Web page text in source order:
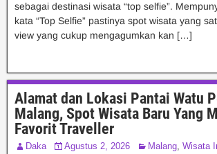
sebagai destinasi wisata “top selfie”.
kata “Top Selfie” pastinya spot wisata yang
view yang cukup mengagumkan kan […]
Alamat dan Lokasi Pantai Watu
Malang, Spot Wisata Baru Yang
Favorit Traveller
Daka Agustus 2, 2026 Malang, Wisata